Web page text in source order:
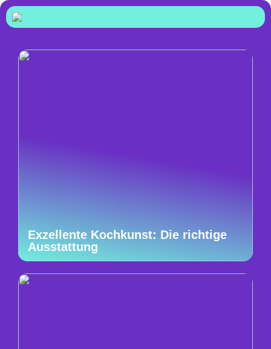
Exzellente Kochkunst: Die richtige
Ausstattung